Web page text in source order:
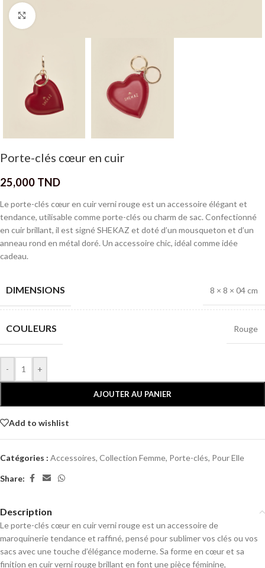
Click to enlarge
Porte-clés cœur en cuir
25,000 TND
Le porte-clés cœur en cuir verni rouge est un accessoire élégant et
tendance, utilisable comme porte-clés ou charm de sac. Confectionné
en cuir brillant, il est signé SHEKAZ et doté d’un mousqueton et d’un
anneau rond en métal doré. Un accessoire chic, idéal comme idée
cadeau.
DIMENSIONS 8 × 8 × 04 cm
COULEURS Rouge
- +
AJOUTER AU PANIER
Add to wishlist
Catégories : Accessoires, Collection Femme, Porte-clés, Pour Elle
Share:
Description
Le porte-clés cœur en cuir verni rouge est un accessoire de
maroquinerie tendance et raffiné, pensé pour sublimer vos clés ou vos
sacs avec une touche d’élégance moderne. Sa forme en cœur et sa
finition en cuir verni rouge brillant en font une pièce féminine,